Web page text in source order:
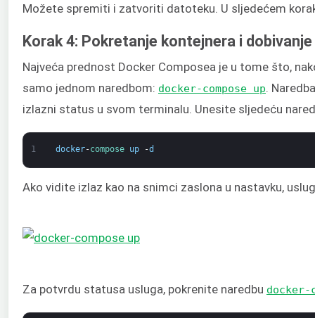
Možete spremiti i zatvoriti datoteku. U sljedećem
Korak 4: Pokretanje kontejnera i
Najveća prednost Docker Composea je u tome što,
samo jednom naredbom: docker-compose up .
izlazni status u svom terminalu. Unesite sljedeću
1 docker-compose up -d
Ako vidite izlaz kao na snimci zaslona u nastavku,
Za potvrdu statusa usluga, pokrenite naredbu docker-